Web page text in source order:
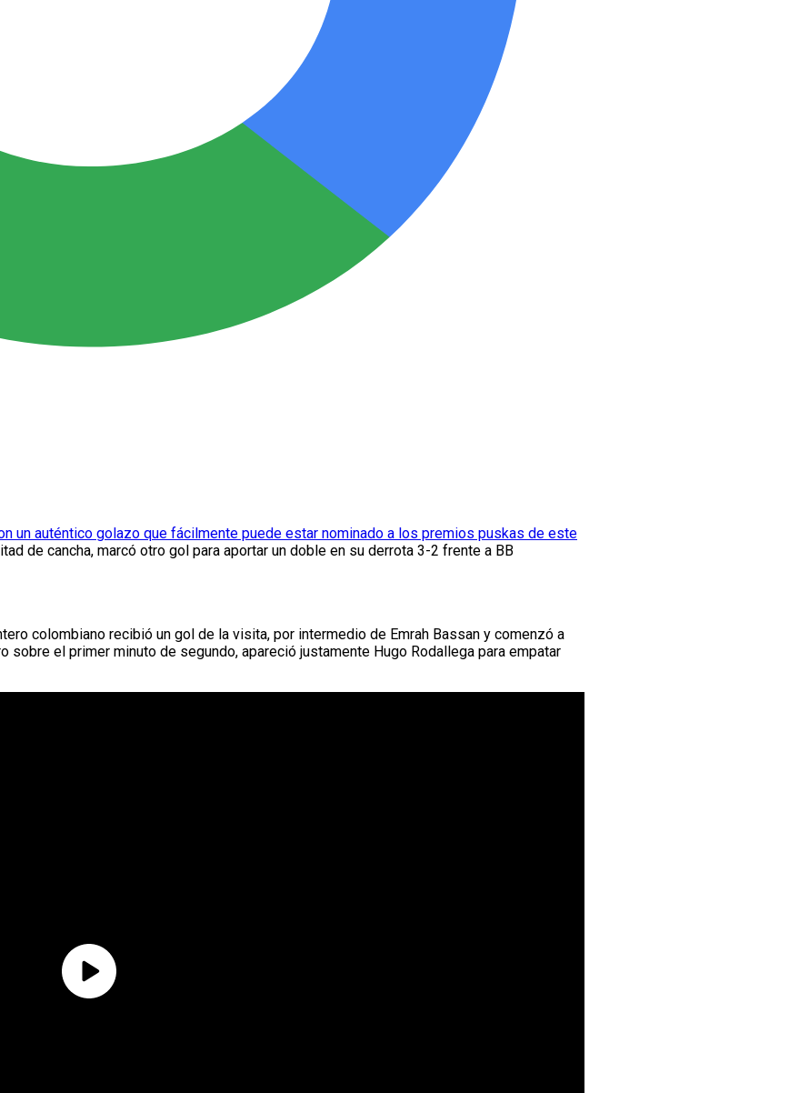
un auténtico golazo que fácilmente puede estar nominado a los premios puskas de este
de cancha, marcó otro gol para aportar un doble en su derrota 3-2 frente a BB
colombiano recibió un gol de la visita, por intermedio de Emrah Bassan y comenzó a
sobre el primer minuto de segundo, apareció justamente Hugo Rodallega para empatar